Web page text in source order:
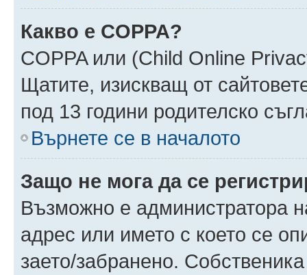
Какво е COPPA?
COPPA или (Child Online
Щатите, изискващ от
под 13 години родителско
Върнете се в началото
Защо не мога да се
Възможно е администратора
адрес или името с което се
заето/забранено.